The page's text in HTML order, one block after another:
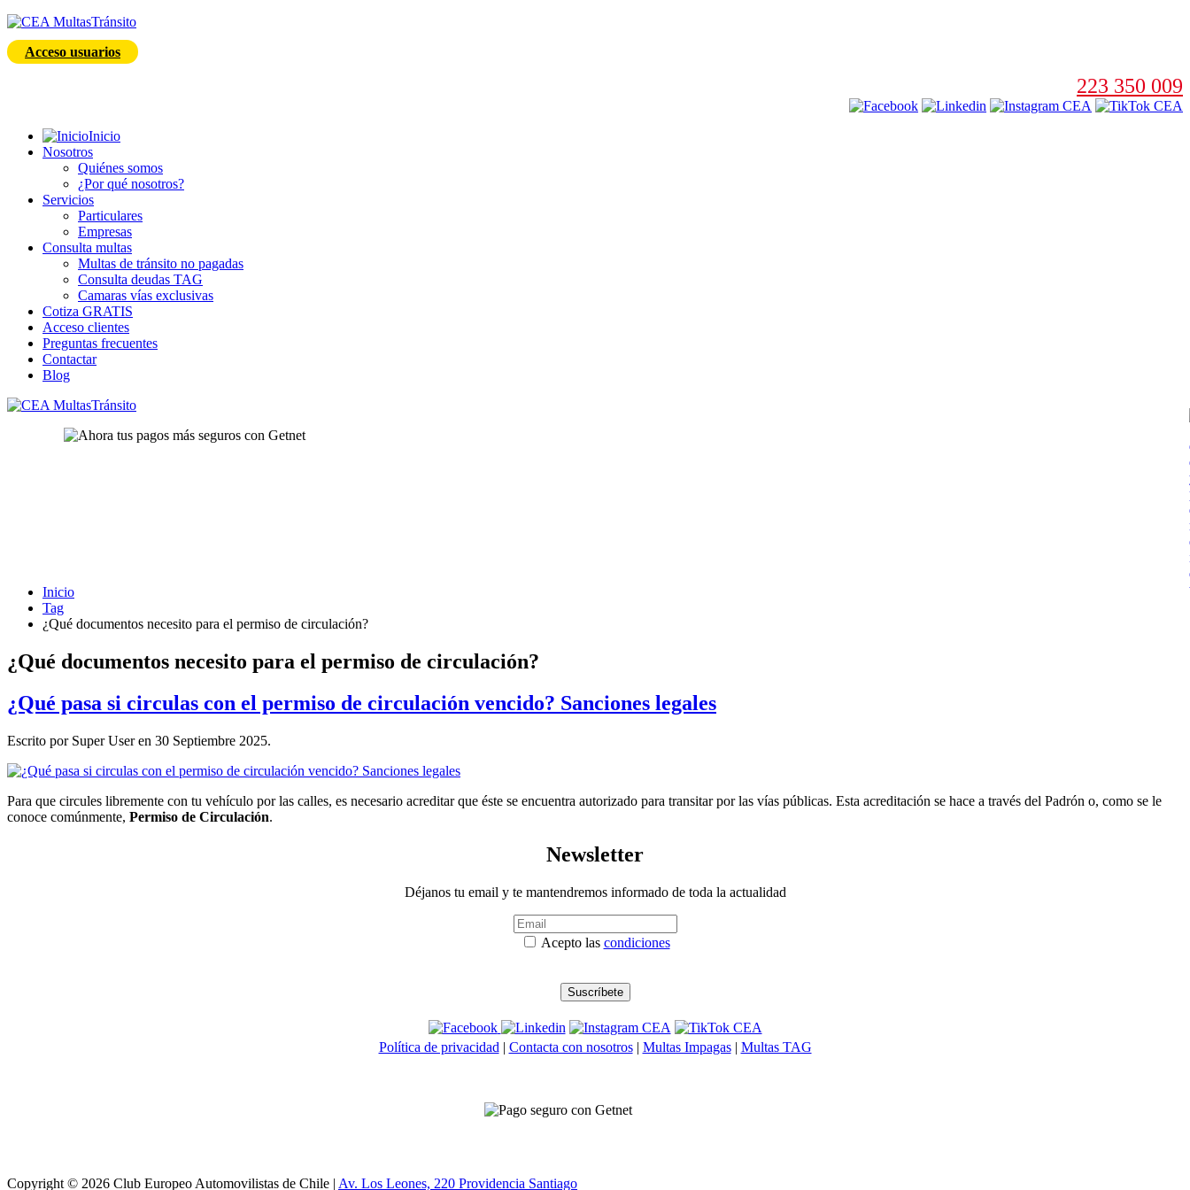
Acceso usuarios
223 350 009
Inicio
Nosotros
Quiénes somos
¿Por qué nosotros?
Servicios
Particulares
Empresas
Consulta multas
Multas de tránsito no pagadas
Consulta deudas TAG
Camaras vías exclusivas
Cotiza GRATIS
Acceso clientes
Preguntas frecuentes
Contactar
Blog
Inicio
Tag
¿Qué documentos necesito para el permiso de circulación?
¿Qué documentos necesito para el permiso de circulación?
¿Qué pasa si circulas con el permiso de circulación vencido? Sanciones legales
Escrito por Super User en 30 Septiembre 2025.
Para que circules libremente con tu vehículo por las calles, es necesario acreditar que éste se encuentra autorizado para transitar por las vías públicas. Esta acreditación se hace a través del Padrón o, como se le
conoce comúnmente, Permiso de Circulación.
Newsletter
Déjanos tu email y te mantendremos informado de toda la actualidad
Acepto las condiciones
Política de privacidad | Contacta con nosotros| Multas Impagas| Multas TAG
Copyright © 2026 Club Europeo Automovilistas de Chile | Av. Los Leones, 220 Providencia Santiago